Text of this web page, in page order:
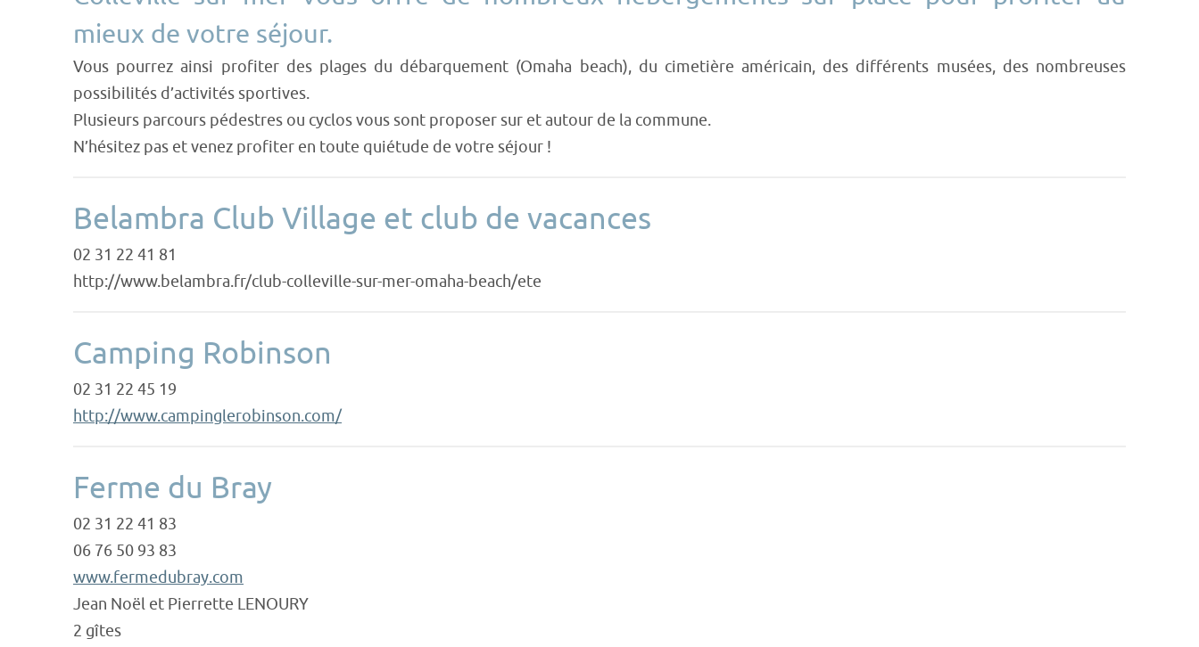
mieux de votre séjour.
Vous pourrez ainsi profiter des plages du débarquement (Omaha beach), du cimetière américain, des différents musées, des nombreuses
possibilités d’activités sportives.
Plusieurs parcours pédestres ou cyclos vous sont proposer sur et autour de la commune.
N’hésitez pas et venez profiter en toute quiétude de votre séjour !
Belambra Club Village et club de vacances
02 31 22 41 81
http://www.belambra.fr/club-colleville-sur-mer-omaha-beach/ete
Camping Robinson
02 31 22 45 19
http://www.campinglerobinson.com/
Ferme du Bray
02 31 22 41 83
06 76 50 93 83
www.fermedubray.com
Jean Noël et Pierrette LENOURY
2 gîtes